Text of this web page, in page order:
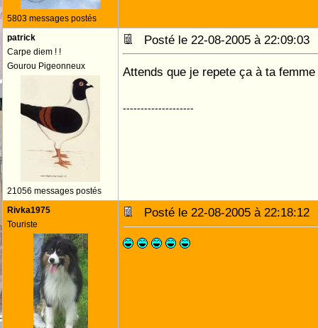
5803 messages postés
patrick
Carpe diem ! !
Gourou Pigeonneux
21056 messages postés
Posté le 22-08-2005 à
Attends que je repete ça à ta
--------------------
Rivka1975
Touriste
Posté le 22-08-2005 à